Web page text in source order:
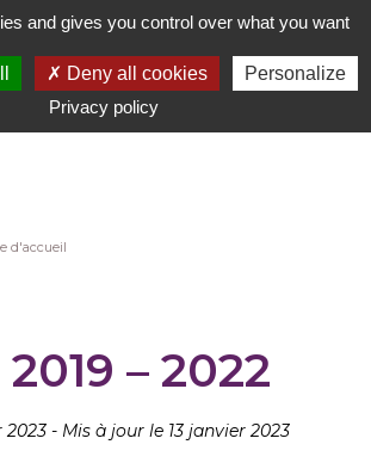
d'accueil
– 2022
2023 - Mis à jour le 13 janvier 2023
and gives you control over what you want
Deny all cookies
Personalize
Privacy policy